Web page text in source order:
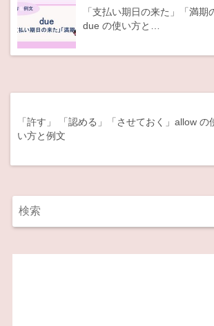
「支払い期日の来た」「満期
due の使い方と…
「許す」 「認める」「させておく」allow の
い方と例文